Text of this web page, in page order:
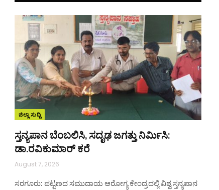
ಜಿಲ್ಲಾ ಸುದ್ದಿ
ಸ್ತನ್ಯಪಾನ ಬೆಂಬಲಿಸಿ, ಸದೃಢ ಜಗತ್ತು ನಿರ್ಮಿಸಿ:
ಡಾ.ರವಿಕುಮಾರ್ ಕರೆ
August 7, 2026
ಸರಗೂರು: ಪಟ್ಟಣದ ಸಮುದಾಯ ಆರೋಗ್ಯ ಕೇಂದ್ರದಲ್ಲಿ ವಿಶ್ವ ಸ್ತನ್ಯಪಾನ